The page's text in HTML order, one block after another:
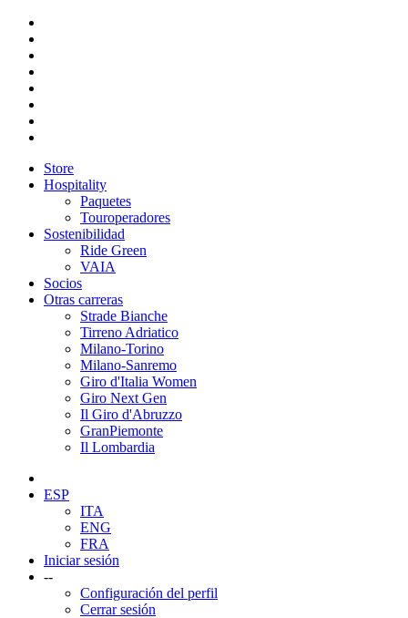
Store
Hospitality
Paquetes
Touroperadores
Sostenibilidad
Ride Green
VAIA
Socios
Otras carreras
Strade Bianche
Tirreno Adriatico
Milano-Torino
Milano-Sanremo
Giro d'Italia Women
Giro Next Gen
Il Giro d'Abruzzo
GranPiemonte
Il Lombardia
ESP
ITA
ENG
FRA
Iniciar sesión
--
Configuración del perfil
Cerrar sesión